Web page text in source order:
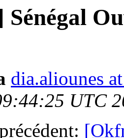
dia.aliounes
UTC